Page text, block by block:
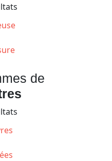
de